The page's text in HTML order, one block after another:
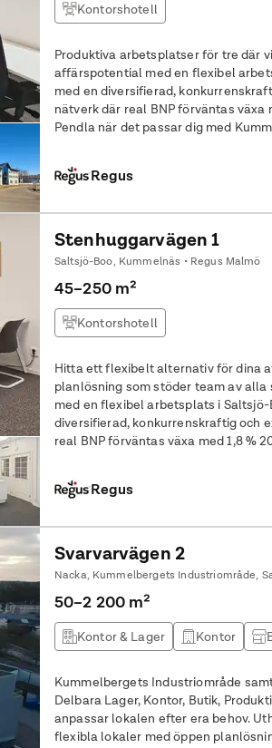
Kontorshotell
Produktiva arbetsplatser för tre där vi tar
affärspotential med en flexibel
med en diversifierad,
nätverk där real BNP förväntas växa
Pendla när det passar dig med
Regus
Stenhuggarvägen 1
Saltsjö-Boo, Kummelnäs • Regus Malmö
45–250 m²
Kontorshotell
Hitta ett flexibelt alternativ för dina
planlösning som stöder team av alla storlekar. Uppfyll
med en flexibel arbetsplats i Saltsjö-
diversifierad, konkurrenskraftig och
real BNP förväntas växa med 1,8 %
Regus
Svarvarvägen 2
50–2 200 m²
Kontor & Lager Kontor
Kummelbergets Industriområde
Delbara Lager, Kontor, Butik,
anpassar lokalen efter era behov. Uthyres från 50 kvm och uppåt. Ljusa och